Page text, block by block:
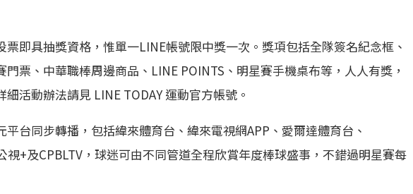
即具抽獎資格，惟單一LINE帳號限中獎一次。獎項包括全隊簽名紀念框、
票、中華職棒周邊商品、LINE POINTS、明星賽手機桌布等，人人有獎，
活動辦法請見 LINE TODAY 運動官方帳號。
台同步轉播，包括緯來體育台、緯來電視網APP、愛爾達體育台、
視+及CPBLTV，球迷可由不同管道全程欣賞年度棒球盛事，不錯過明星賽每